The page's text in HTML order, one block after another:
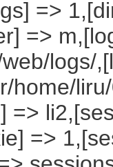
=>
=>
logs/
home/
=>
=>